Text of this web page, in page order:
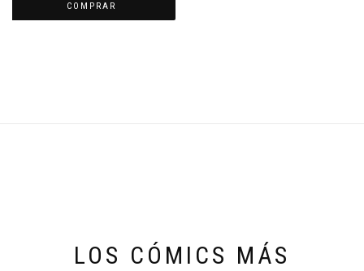
COMPRAR
LOS CÓMICS MÁS